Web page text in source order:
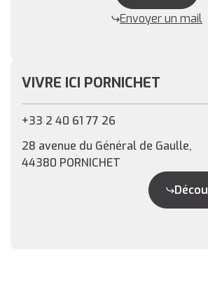
Envoyer un mail
VIVRE ICI PORNICHET
+33 2 40 61 77 26
28 avenue du Général de Gaulle,
44380 PORNICHET